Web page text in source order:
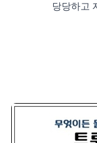
당당하고